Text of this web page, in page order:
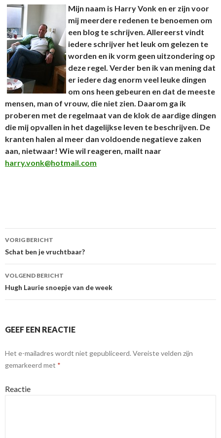
Mijn naam is Harry Vonk en er zijn voor
mij meerdere redenen te benoemen om
een blog te schrijven. Allereerst vindt
iedere schrijver het leuk om gelezen te
worden en ik vorm geen uitzondering op
deze regel. Verder ben ik van mening dat
er iedere dag enorm veel leuke dingen
om ons heen gebeuren en dat de meeste
mensen, man of vrouw, die niet zien. Daarom ga ik
proberen met de regelmaat van de klok de aardige dingen
die mij opvallen in het dagelijkse leven te beschrijven. De
kranten halen al meer dan voldoende negatieve zaken
aan, nietwaar! Wie wil reageren, mailt naar
harry.vonk@hotmail.com
Berichtnavigatie
VORIG BERICHT
Schat ben je vruchtbaar?
VOLGEND BERICHT
Hugh Laurie snoepje van de week
GEEF EEN REACTIE
Het e-mailadres wordt niet gepubliceerd. Vereiste velden zijn
gemarkeerd met *
Reactie